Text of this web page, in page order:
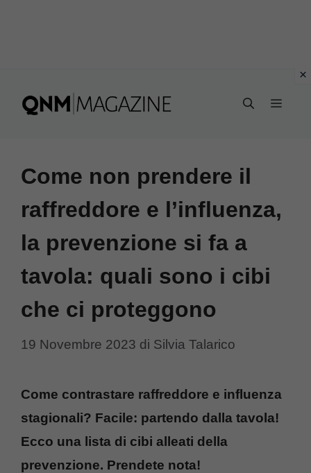
Come non prendere il
raffreddore e l’influenza,
la prevenzione si fa a
tavola: quali sono i cibi
che ci proteggono
19 Novembre 2023 di Silvia Talarico
Come contrastare raffreddore e influenza
stagionali? Facile: partendo dalla tavola!
Ecco una lista di cibi alleati della
prevenzione. Prendete nota!